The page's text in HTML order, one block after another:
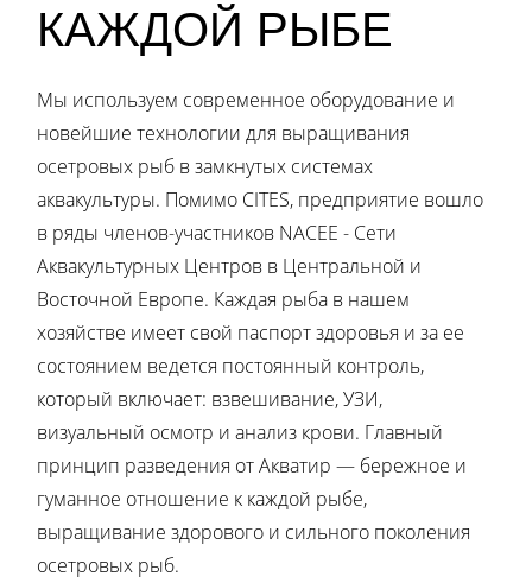
КАЖДОЙ РЫБЕ
Мы используем современное оборудование и
новейшие технологии для выращивания
осетровых рыб в замкнутых системах
аквакультуры. Помимо CITES, предприятие вошло
в ряды членов-участников NACEE - Сети
Аквакультурных Центров в Центральной и
Восточной Европе. Каждая рыба в нашем
хозяйстве имеет свой паспорт здоровья и за ее
состоянием ведется постоянный контроль,
который включает: взвешивание, УЗИ,
визуальный осмотр и анализ крови. Главный
принцип разведения от Акватир — бережное и
гуманное отношение к каждой рыбе,
выращивание здорового и сильного поколения
осетровых рыб.